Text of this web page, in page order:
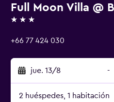
Full Moon Villa @
3 estrellas
+66 77 424 030
jue. 13/8 -
2 huéspedes, 1 habitación